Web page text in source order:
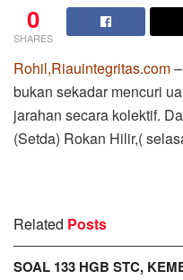
0
SHARES
Rohil,Riauintegritas.com
bukan sekadar mencuri
jarahan secara kolektif.
(Setda) Rokan Hilir,(
Related Posts
SOAL 133 HGB STC,